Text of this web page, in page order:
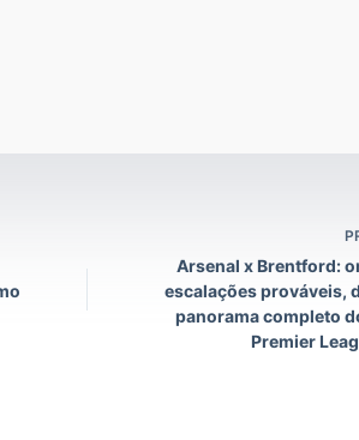
Arsenal x Brentford:
escalações prováveis,
panorama completo
Premier